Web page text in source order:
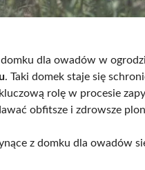
domku dla owadów w
. Taki domek staje się
rolę w procesie
obfitsze i zdrowsze
z domku dla owadów